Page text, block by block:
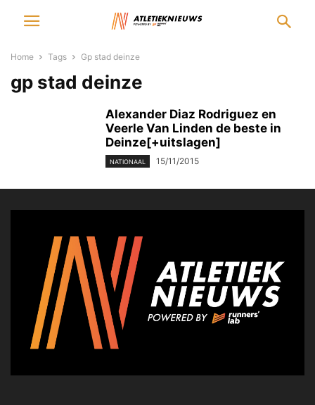
Home Tags Gp stad deinze
gp stad deinze
Alexander Diaz Rodriguez en
Veerle Van Linden de beste in
Deinze[+uitslagen]
NATIONAAL 15/11/2015